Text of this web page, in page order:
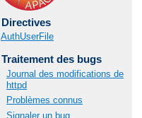
Directives
AuthUserFile
Traitement des bugs
Journal des modifications de
httpd
Problèmes connus
Signaler un bug